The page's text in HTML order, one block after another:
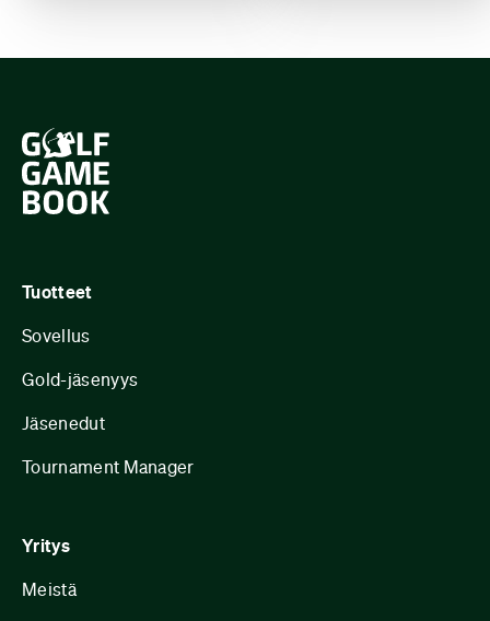
Tuotteet
Sovellus
Gold-jäsenyys
Jäsenedut
Tournament Manager
Yritys
Meistä